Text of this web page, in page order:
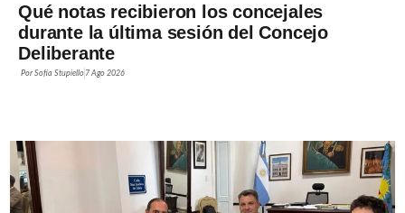
Qué notas recibieron los concejales
durante la última sesión del Concejo
Deliberante
PorSofía Stupiello 7 Ago 2026